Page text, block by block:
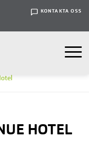
KONTAKTA OSS
HOTEL